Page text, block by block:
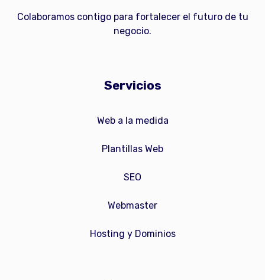
Colaboramos contigo para fortalecer el futuro de tu
negocio.
Servicios
Web a la medida
Plantillas Web
SEO
Webmaster
Hosting y Dominios